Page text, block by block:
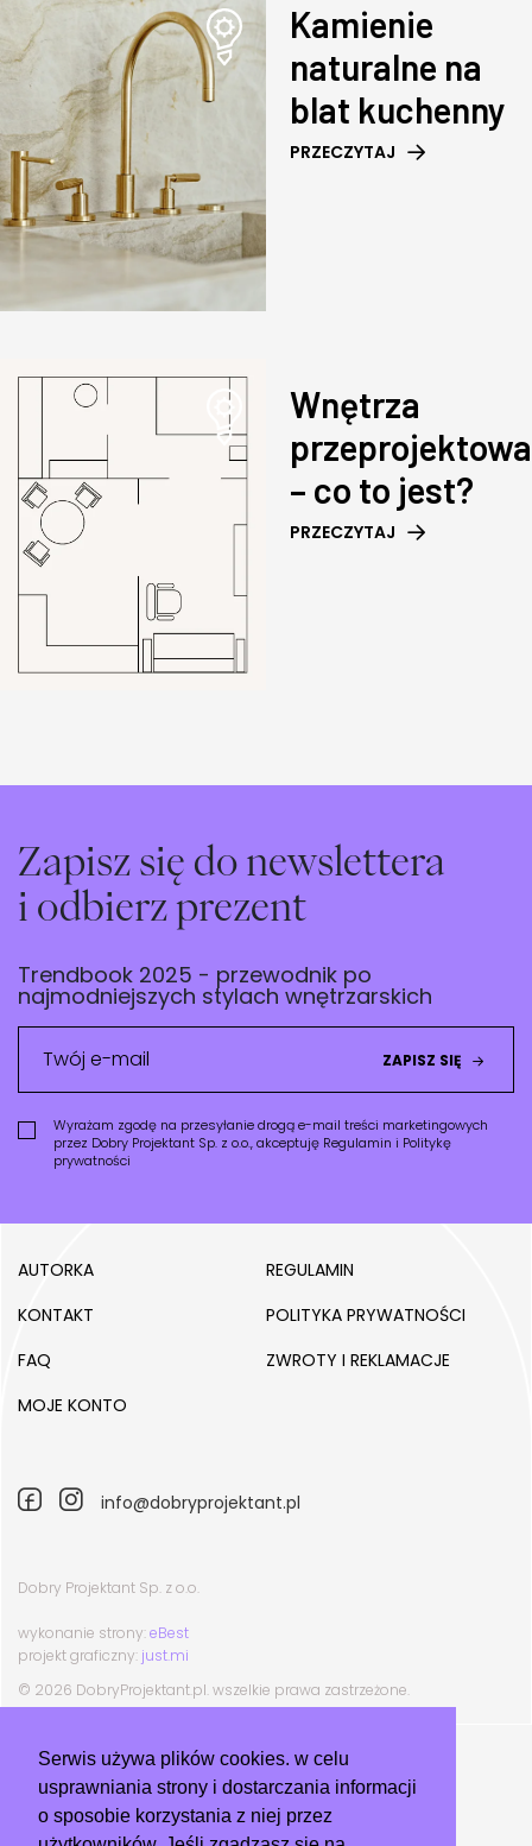
Serwis używa plików cookies. w celu
usprawniania strony i dostarczania informacji
o sposobie korzystania z niej przez
Kamienie
naturalne na
blat kuchenny
PRZECZYTAJ
Wnętrza
– co to jest?
PRZECZYTAJ
Zapisz się do newslettera
i odbierz prezent
Trendbook 2025 - przewodnik po
najmodniejszych stylach wnętrzarskich
ZAPISZ SIĘ
Wyrażam zgodę na przesyłanie drogą e-mail treści marketingowych
przez Dobry Projektant Sp. z o.o., akceptuję Regulamin i Politykę
prywatności
AUTORKA
KONTAKT
FAQ
MOJE KONTO
REGULAMIN
POLITYKA PRYWATNOŚCI
ZWROTY I REKLAMACJE
info@dobryprojektant.pl
© 2026 DobryProjektant.pl. wszelkie prawa zastrzeżone.
Dobry Projektant Sp. z o.o.
wykonanie strony:eBest
projekt graficzny: just.mi